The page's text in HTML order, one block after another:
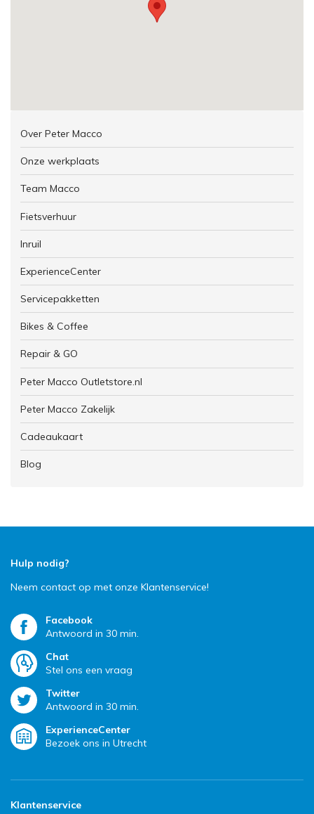
Over Peter Macco
Onze werkplaats
Team Macco
Fietsverhuur
Inruil
ExperienceCenter
Servicepakketten
Bikes & Coffee
Repair & GO
Peter Macco Outletstore.nl
Peter Macco Zakelijk
Cadeaukaart
Blog
Hulp nodig?
Neem contact op met onze Klantenservice!
Facebook
Antwoord in 30 min.
Chat
Stel ons een vraag
Twitter
Antwoord in 30 min.
ExperienceCenter
Bezoek ons in Utrecht
Klantenservice